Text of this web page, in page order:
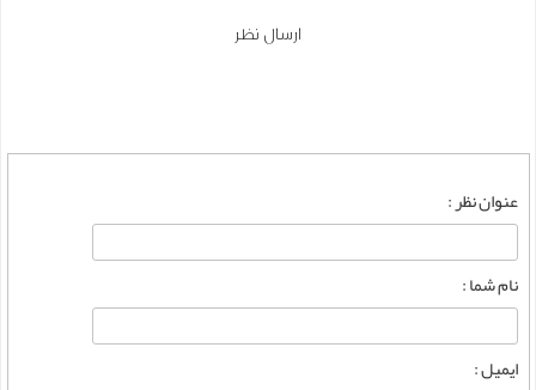
ارسال نظر
عنوان نظر :
نام شما :
ایمیل :